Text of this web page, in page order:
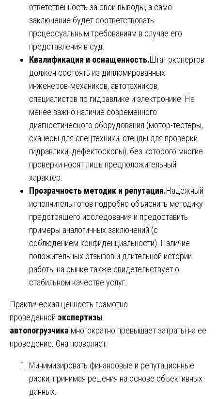
ответственность за свои выводы, а само
заключение будет соответствовать
процессуальным требованиям в случае его
представления в суд.
Квалификация и оснащенность.Штат экспертов
должен состоять из дипломированных
инженеров-механиков, автотехников,
специалистов по гидравлике и электронике. Не
менее важно наличие современного
диагностического оборудования (мотор-тестеры,
сканеры для спецтехники, стенды для проверки
гидравлики, дефектоскопы), без которого многие
проверки носят лишь предположительный
характер.
Прозрачность методик и репутация.Надежный
исполнитель готов подробно объяснить методику
предстоящего исследования и предоставить
примеры аналогичных заключений (с
соблюдением конфиденциальности). Наличие
положительных отзывов и длительной истории
работы на рынке также свидетельствует о
стабильном качестве услуг.
Практическая ценность грамотно
проведенной экспертизы
автопогрузчика многократно превышает затраты на ее
проведение. Она позволяет:
Минимизировать финансовые и репутационные
риски, принимая решения на основе объективных
данных.